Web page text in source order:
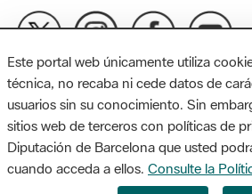
MAPA WEB
Diputación de Barcelona. Edifici Llacuna, 1a
08005 Barcelona. Tel. 934 022 428 /
Este portal web únicamente utiliza
técnica, no recaba ni cede datos de
usuarios sin su conocimiento. Sin
sitios web de terceros con políticas de
Diputación de Barcelona que usted
cuando acceda a ellos. Consulte la